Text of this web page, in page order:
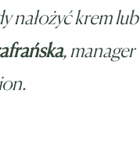
nałożyć krem lub
, manager